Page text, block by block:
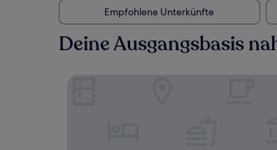
Empfohlene Unterkünfte
Deine Ausgangsbasis